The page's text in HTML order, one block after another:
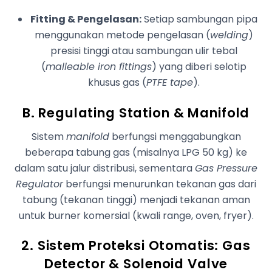
Fitting & Pengelasan:Setiap sambungan pipa
menggunakan metode pengelasan (welding)
presisi tinggi atau sambungan ulir tebal
(malleable iron fittings) yang diberi selotip
khusus gas (PTFE tape).
B. Regulating Station & Manifold
Sistemmanifoldberfungsi menggabungkan
beberapa tabung gas (misalnya LPG 50 kg) ke
dalam satu jalur distribusi, sementaraGas Pressure
Regulatorberfungsi menurunkan tekanan gas dari
tabung (tekanan tinggi) menjadi tekanan aman
untuk burner komersial (kwali range, oven, fryer).
2. Sistem Proteksi Otomatis: Gas
Detector & Solenoid Valve